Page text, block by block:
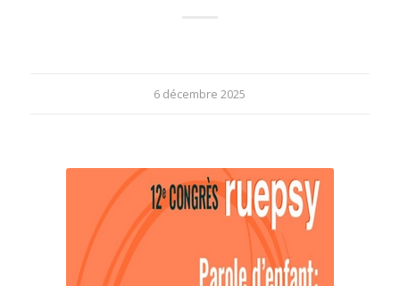
6 décembre 2025